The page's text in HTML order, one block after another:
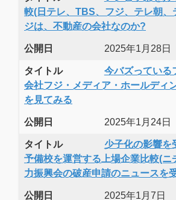
較(日テレ、TBS、フジ、テレ朝、
ジは、不動産の会社なのか?
公開日 2025年1月28日
タイトル
今バズっている
会社フジ・メディア・ホールディ
を見てみる
公開日 2025年1月24日
タイトル
少子化の影響を
予備校を運営する上場企業比較(ニ
力振興会の破産申請のニュースを
公開日 2025年1月7日